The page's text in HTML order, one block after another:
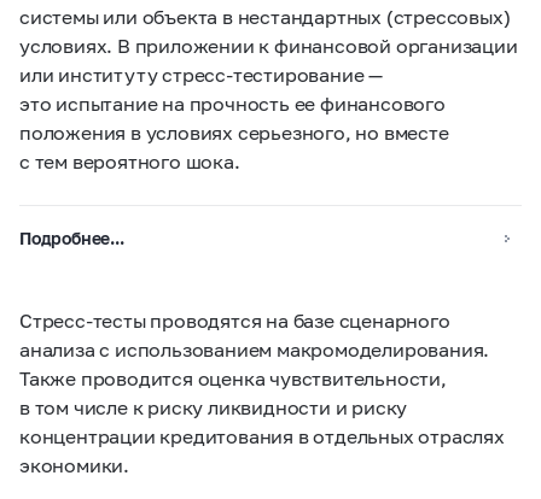
системы или объекта в нестандартных (стрессовых)
условиях. В приложении к финансовой организации
или институту стресс-тестирование —
это испытание на прочность ее финансового
положения в условиях серьезного, но вместе
с тем вероятного шока.
Подробнее...
Стресс-тесты проводятся на базе сценарного
анализа с использованием макромоделирования.
Также проводится оценка чувствительности,
в том числе к риску ликвидности и риску
концентрации кредитования в отдельных отраслях
экономики.